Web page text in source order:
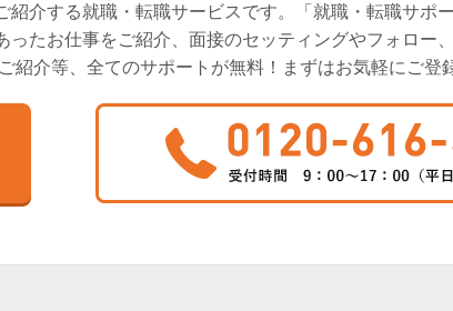
紹介する就職・転職サービスです。「就職・転職サポ
たお仕事をご紹介、面接のセッティングやフォロー
介等、全てのサポートが無料！まずはお気軽にご登